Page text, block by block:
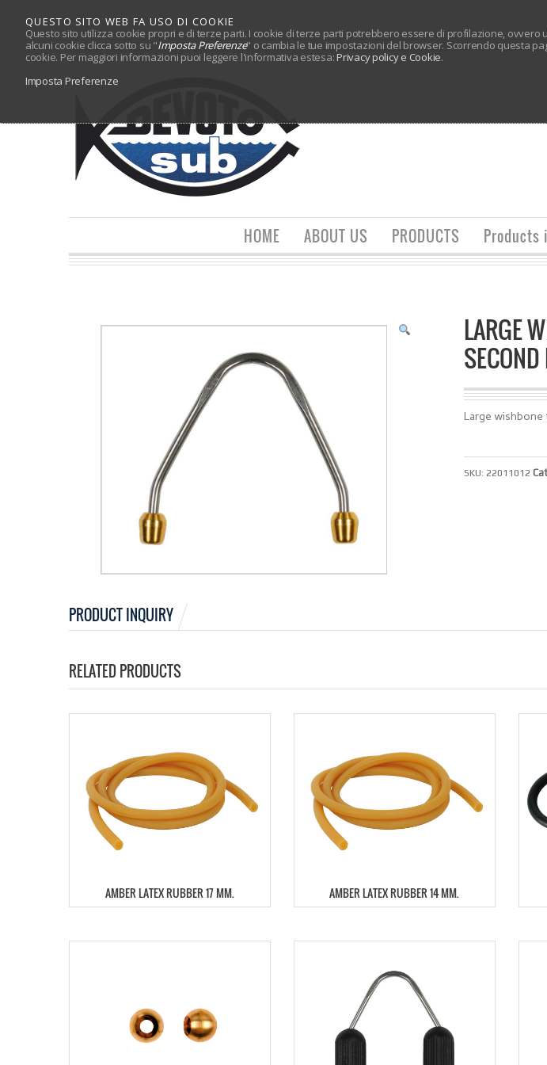
QUESTO SITO WEB FA USO DI COOKIE
Questo sito utilizza cookie propri e di terze parti. I cookie di terze parti potrebbero essere di profilazione,
alcuni cookie clicca sotto su "Imposta Preferenze" o cambia le tue impostazioni del browser. Scorrendo questa
cookie. Per maggiori informazioni puoi leggere l'informativa estesa: Privacy policy e Cookie.
Imposta Preferenze
HOME ABOUT US PRODUCTS Products
LARGE
Large wishbone
SKU: 22011012
PRODUCT INQUIRY
RELATED PRODUCTS
AMBER LATEX RUBBER 17 MM. AMBER LATEX RUBBER 14 MM.